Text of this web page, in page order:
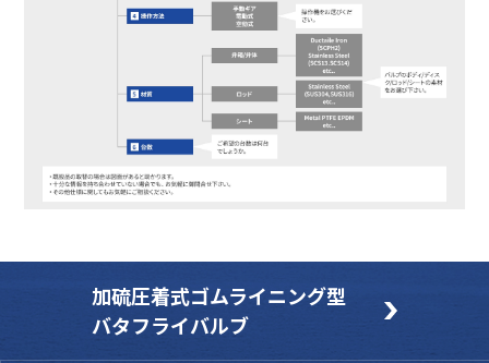
加硫圧着式ゴムライニング型
バタフライバルブ